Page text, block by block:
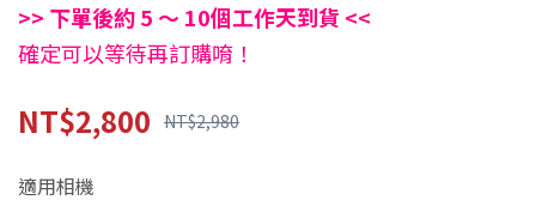
>> 下單後約 5 ～ 10個工作天到貨 <<
確定可以等待再訂購唷！
NT$2,800 NT$2,980
適用相機